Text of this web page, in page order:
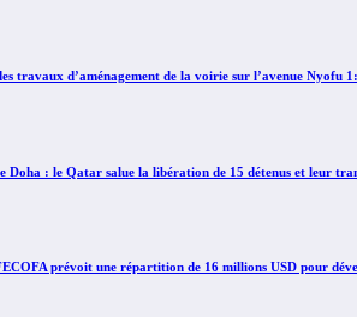
travaux d’aménagement de la voirie sur l’avenue Nyofu
Doha : le Qatar salue la libération de 15 détenus et leur
prévoit une répartition de 16 millions USD pour